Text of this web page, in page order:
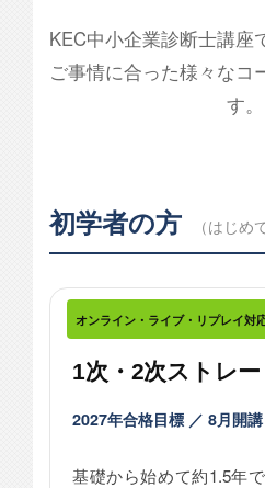
KEC中小企業診断士講座
ご事情に合った様々なコ
す。
初学者の方 （はじめ
オンライン・ライブ・リプレイ対
1次・2次ストレ
2027年合格目標 ／ 8月開
基礎から始めて約1.5年